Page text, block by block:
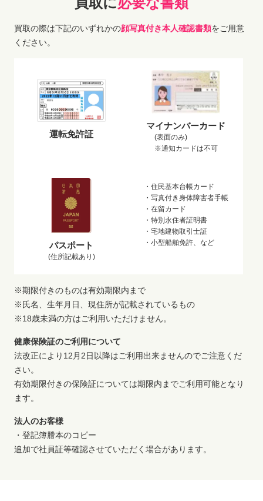
買取の際は下記のいずれかの顔写真付き本人確認書類をご用意
ください。
運転免許証
マイナンバーカード
(表面のみ)
※通知カードは不可
パスポート
(住所記載あり)
・住民基本台帳カード
・写真付き身体障害者手帳
・在留カード
・特別永住者証明書
・宅地建物取引士証
・小型船舶免許、など
※期限付きのものは有効期限内まで
※氏名、生年月日、現住所が記載されているもの
※18歳未満の方はご利用いただけません。
健康保険証のご利用について
法改正により12月2日以降はご利用出来ませんのでご注意くだ
さい。
有効期限付きの保険証については期限内までご利用可能となり
ます。
法人のお客様
・登記簿謄本のコピー
追加で社員証等確認させていただく場合があります。